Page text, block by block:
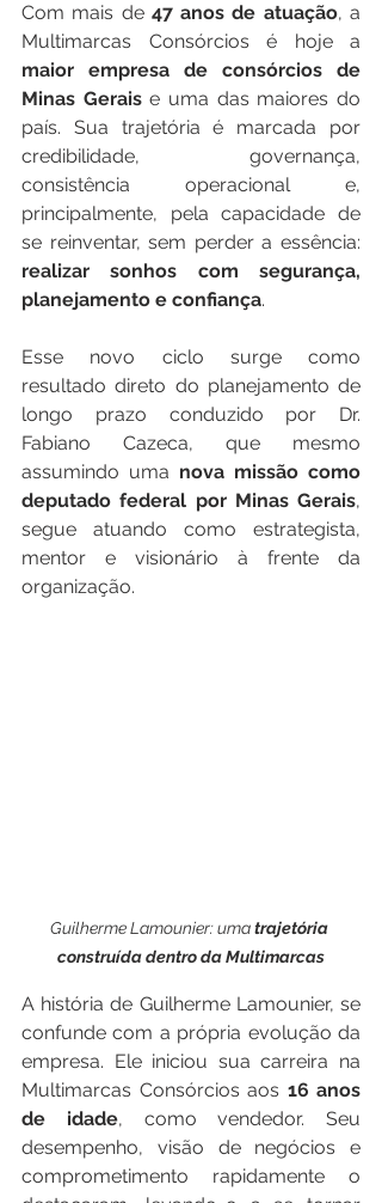
Com mais de 47 anos de atuação, a
maior empresa de consórcios de
Minas Gerais e uma das maiores do
país. Sua trajetória é marcada por
credibilidade, governança,
consistência operacional e,
principalmente, pela capacidade de
realizar sonhos com segurança,
planejamento e confiança.
Esse novo ciclo surge como
resultado direto do planejamento de
longo prazo conduzido por Dr.
Fabiano Cazeca, que mesmo
assumindo uma nova missão como
deputado federal por Minas Gerais,
segue atuando como estrategista,
mentor e visionário à frente da
organização.
Guilherme Lamounier: uma trajetória
construída dentro da Multimarcas
A história de Guilherme Lamounier, se
confunde com a própria evolução da
empresa. Ele iniciou sua carreira na
Multimarcas Consórcios aos 16 anos
de idade, como vendedor. Seu
desempenho, visão de negócios e
comprometimento rapidamente o